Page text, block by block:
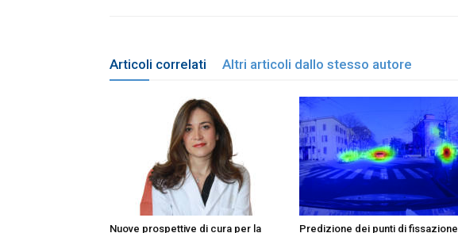
Articoli correlati Altri articoli dallo stesso autore
Nuove prospettive di cura per la Predizione dei punti di fissazione